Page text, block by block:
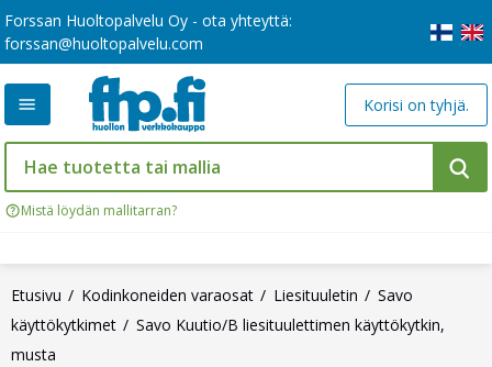
Forssan Huoltopalvelu Oy - ota yhteyttä:
forssan@huoltopalvelu.com
Mistä löydän mallitarran?
Korisi on tyhjä.
Etusivu Kodinkoneiden varaosat Liesituuletin
Savo
käyttökytkimet
Savo Kuutio/B liesituulettimen käyttökytkin,
musta